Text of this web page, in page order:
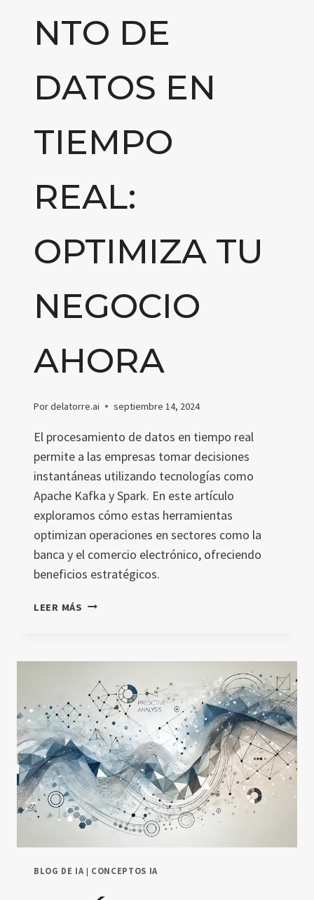
NTO DE
DATOS EN
TIEMPO
REAL:
OPTIMIZA TU
NEGOCIO
AHORA
Pordelatorre.ai septiembre 14, 2024
El procesamiento de datos en tiempo real
permite a las empresas tomar decisiones
instantáneas utilizando tecnologías como
Apache Kafka y Spark. En este artículo
exploramos cómo estas herramientas
optimizan operaciones en sectores como la
banca y el comercio electrónico, ofreciendo
beneficios estratégicos.
LEER MÁS PROCESAMIENTO
REAL:
OPTIMIZA
TU
NEGOCIO
AHORA
BLOG DE IA | CONCEPTOS IA